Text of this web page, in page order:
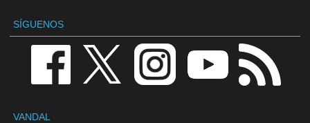
SÍGUENOS
VANDAL